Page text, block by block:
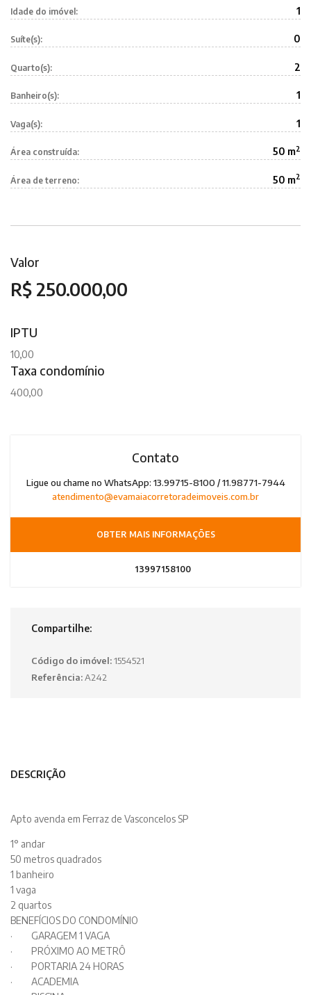
Idade do imóvel: 1
Suíte(s): 0
Quarto(s): 2
Banheiro(s): 1
Vaga(s): 1
Área construída: 50 m2
Área de terreno: 50 m2
Valor
R$ 250.000,00
IPTU
10,00
Taxa condomínio
400,00
Contato
Ligue ou chame no WhatsApp: 13.99715-8100 / 11.98771-7944
atendimento@evamaiacorretoradeimoveis.com.br
OBTER MAIS INFORMAÇÕES
13997158100
Compartilhe:
Código do imóvel:1554521
Referência:A242
DESCRIÇÃO
Apto avenda em Ferraz de Vasconcelos SP
1° andar
50 metros quadrados
1 banheiro
1 vaga
2 quartos
BENEFÍCIOS DO CONDOMÍNIO
· GARAGEM 1 VAGA
· PRÓXIMO AO METRÔ
· PORTARIA 24 HORAS
· ACADEMIA